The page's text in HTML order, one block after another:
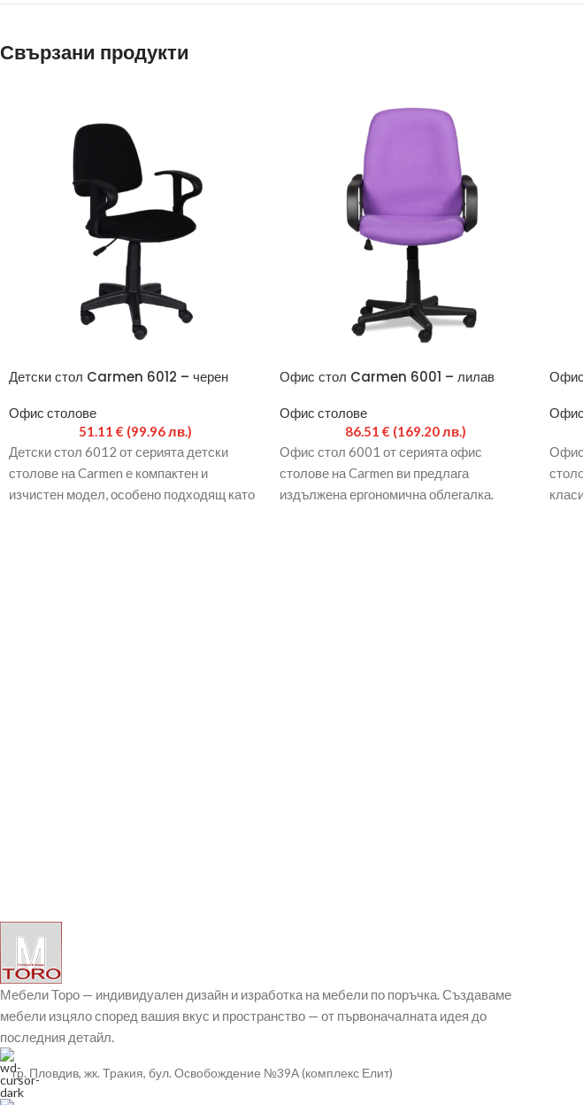
Свързани продукти
Детски стол Carmen 6012 – черен
Офис столове
51.11 € (99.96 лв.)
Детски стол 6012 от серията детски
столове на Carmen е компактен и
изчистен модел, особено подходящ като
Офис стол Carmen 6001 – лилав
Офис столове
86.51 € (169.20 лв.)
Офис стол 6001 от серията офис
столове на Carmen ви предлага
издължена ергономична облегалка.
Офис
Офис
Мебели Торо — индивидуален дизайн и изработка на мебели по поръчка. Създаваме
мебели изцяло според вашия вкус и пространство — от първоначалната идея до
последния детайл.
гр. Пловдив, жк. Тракия, бул. Освобождение №39А (комплекс Елит)